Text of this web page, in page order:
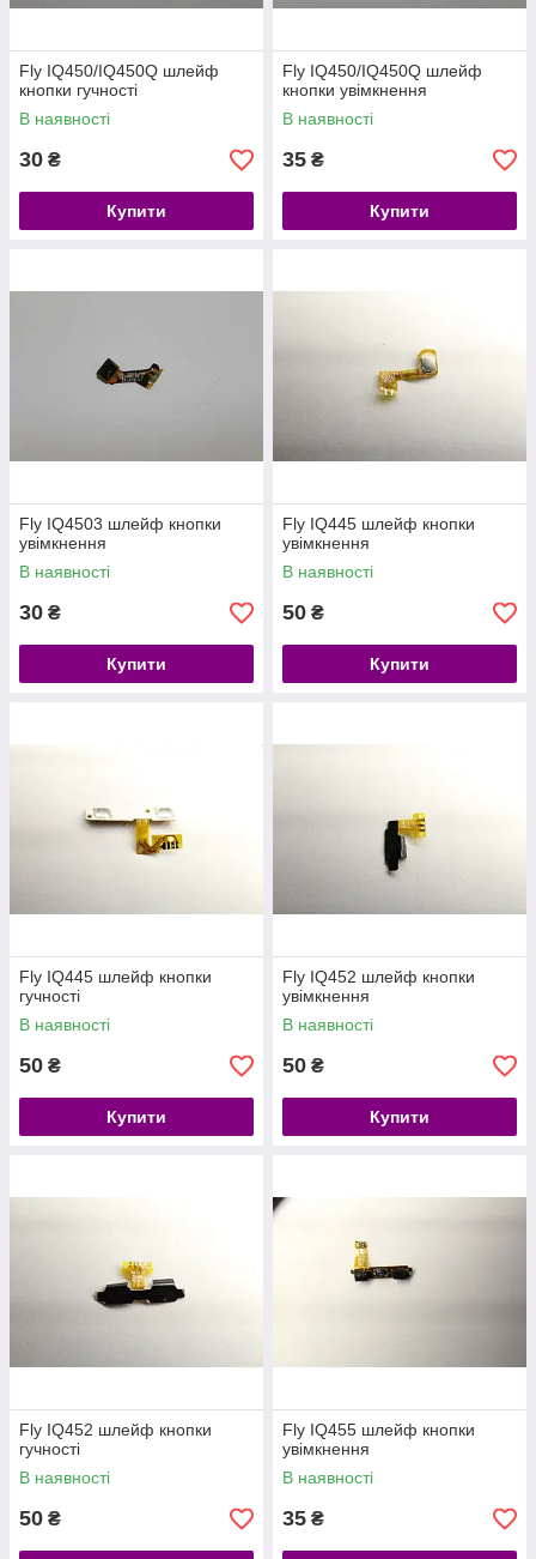
Fly IQ450/IQ450Q шлейф
кнопки гучності
В наявності
30 ₴
Купити
Fly IQ450/IQ450Q шлейф
кнопки увімкнення
В наявності
35 ₴
Купити
Fly IQ4503 шлейф кнопки
увімкнення
В наявності
30 ₴
Купити
Fly IQ445 шлейф кнопки
увімкнення
В наявності
50 ₴
Купити
Fly IQ445 шлейф кнопки
гучності
В наявності
50 ₴
Купити
Fly IQ452 шлейф кнопки
увімкнення
В наявності
50 ₴
Купити
Fly IQ452 шлейф кнопки
гучності
В наявності
50 ₴
Fly IQ455 шлейф кнопки
увімкнення
В наявності
35 ₴